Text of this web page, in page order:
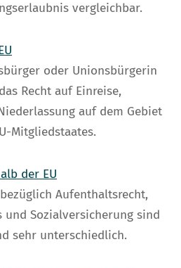
vergleichbar.
oder Unionsbürgerin
Recht auf Einreise,
auf dem Gebiet
Mitgliedstaates.
der EU
Aufenthaltsrecht,
Sozialversicherung sind
sehr unterschiedlich.